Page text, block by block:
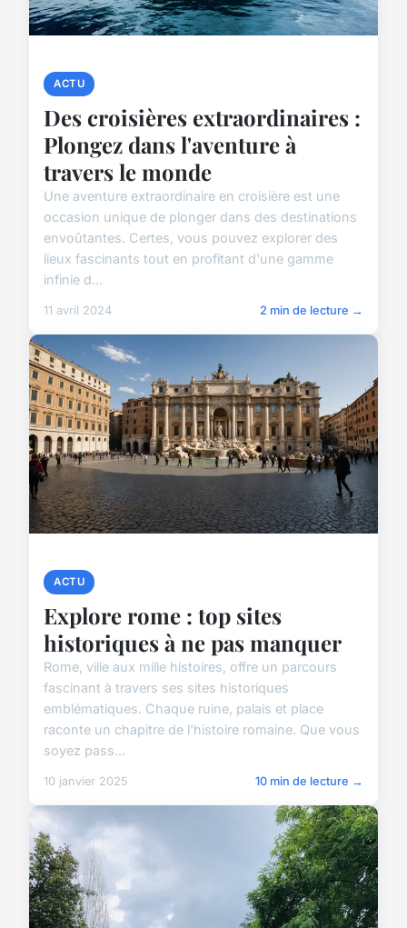
ACTU
Des croisières extraordinaires :
Plongez dans l'aventure à
travers le monde
Une aventure extraordinaire en croisière est une
occasion unique de plonger dans des destinations
envoûtantes. Certes, vous pouvez explorer des
lieux fascinants tout en profitant d'une gamme
infinie d...
11 avril 2024 2 min de lecture →
ACTU
Explore rome : top sites
historiques à ne pas manquer
Rome, ville aux mille histoires, offre un parcours
fascinant à travers ses sites historiques
emblématiques. Chaque ruine, palais et place
raconte un chapitre de l'histoire romaine. Que vous
soyez pass...
10 janvier 2025 10 min de lecture →